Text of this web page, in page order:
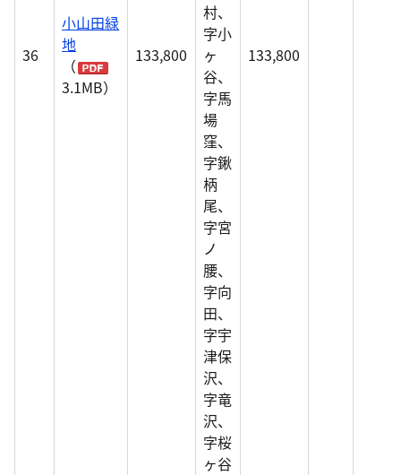
36
小山田緑
地
（
3.1MB）
133,800
村、
字小
ヶ
谷、
字馬
場
窪、
字鍬
柄
尾、
字宮
ノ
腰、
字向
田、
字宇
津保
沢、
字竜
沢、
字桜
ヶ谷
133,800